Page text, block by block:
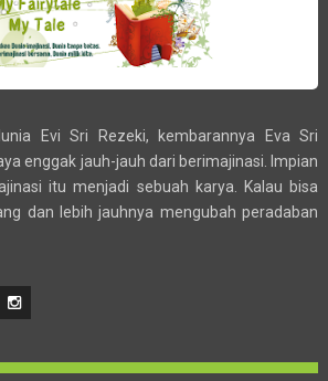
Evi Sri Rezeki, kembarannya Eva Sri
enggak jauh-jauh dari berimajinasi. Impian
itu menjadi sebuah karya. Kalau bisa
dan lebih jauhnya mengubah peradaban